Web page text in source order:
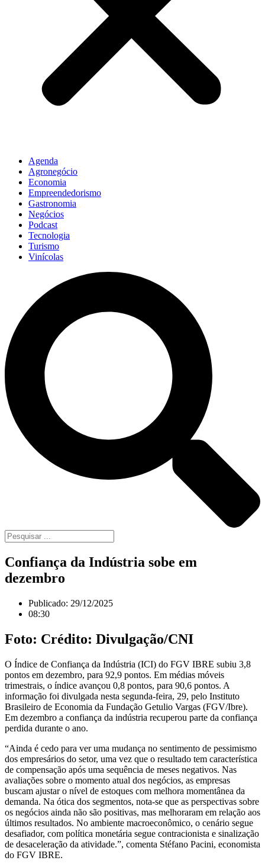
Agenda
Agronegócio
Economia
Empreendedorismo
Gastronomia
Negócios
Podcast
Tecnologia
Turismo
Vinícolas
Confiança da Indústria sobe em
dezembro
Publicado: 29/12/2025
08:30
Foto: Crédito: Divulgação/CNI
O Índice de Confiança da Indústria (ICI) do FGV IBRE subiu 3,8
pontos em dezembro, para 92,9 pontos. Em médias móveis
trimestrais, o índice avançou 0,8 pontos, para 90,6 pontos. A
informação foi divulgada nesta segunda-feira, 29, pelo Instituto
Brasileiro de Economia da Fundação Getulio Vargas (FGV/Ibre).
Em dezembro a confiança da indústria recuperou parte da confiança
perdida durante o ano.
“Ainda é cedo para ver uma mudança no sentimento de pessimismo
dos empresários do setor, uma vez que o resultado tem característica
de compensação após uma sequência de meses negativos. Nas
avaliações sobre o momento atual dos negócios, as empresas
buscam ajustar o nível de estoques com melhora momentânea da
demanda. Na ótica dos segmentos, nota-se que as perspectivas sobre
os negócios ainda não são positivas, mas melhoraram em relação aos
últimos resultados. No ambiente macroeconômico, o cenário segue
desafiador, com política monetária segue contracionista e sinalização
de desaceleração da atividade.”, comenta Stéfano Pacini, economista
do FGV IBRE.